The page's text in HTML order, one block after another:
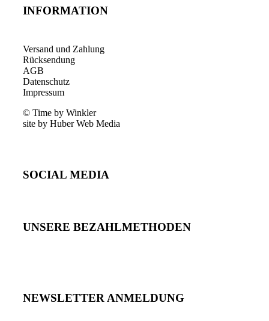
INFORMATION
Versand und Zahlung
Rücksendung
AGB
Datenschutz
Impressum
© Time by Winkler
site by Huber Web Media
SOCIAL MEDIA
UNSERE BEZAHLMETHODEN
NEWSLETTER ANMELDUNG